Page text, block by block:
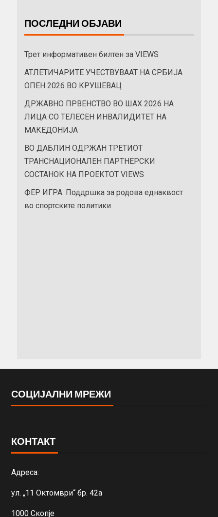
ПОСЛЕДНИ ОБЈАВИ
Трет информативен билтен за VIEWS
АТЛЕТИЧАРИТЕ УЧЕСТВУВААТ НА СРБИЈА
ОПЕН 2026 ВО КРУШЕВАЦ
ДРЖАВНО ПРВЕНСТВО ВО ШАХ 2026 НА
ЛИЦА СО ТЕЛЕСЕН ИНВАЛИДИТЕТ НА
МАКЕДОНИЈА
ВО ДАБЛИН ОДРЖАН ТРЕТИОТ
ТРАНСНАЦИОНАЛЕН ПАРТНЕРСКИ
СОСТАНОК НА ПРОЕКТОТ VIEWS
ФЕР ИГРА: Поддршка за родова еднаквост
во спортските политики
СОЦИЈАЛНИ МРЕЖИ
КОНТАКТ
Адреса:
ул. „11 Октомври“ бр. 42а
1000 Скопје